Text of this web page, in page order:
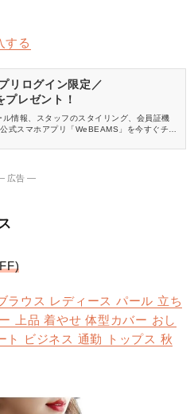
する
リログイン限定／
レゼント！
ル情報、スタッフのスタイリング、会員証機
式スマホアプリ「WeBEAMS」を今すぐチェ
広告 ―
ラウス レディース パール 立ち
上品 着やせ 体型カバー おし
ト ビジネス 通勤 トップス 秋